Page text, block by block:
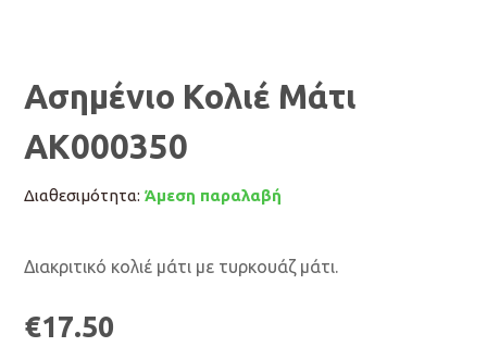
Ασημένιο Κολιέ Μάτι
ΑΚ000350
Διαθεσιμότητα: Άμεση παραλαβή
Διακριτικό κολιέ μάτι με τυρκουάζ μάτι.
€17.50